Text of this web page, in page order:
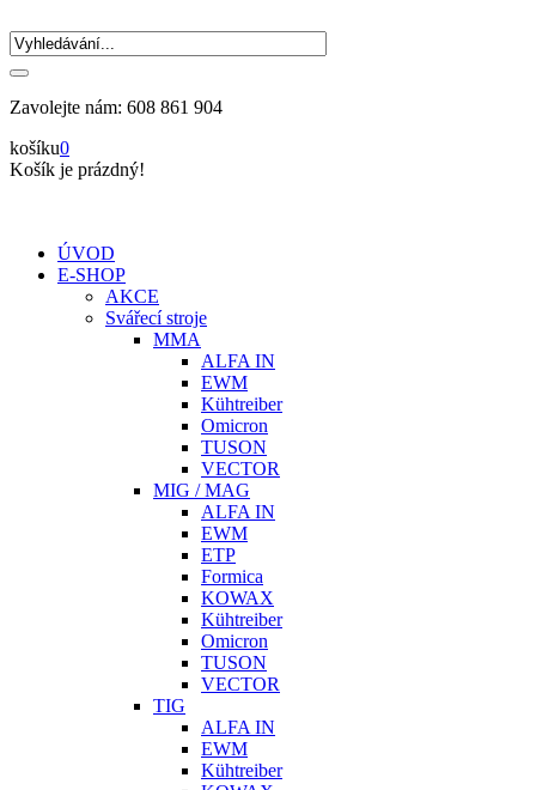
Zavolejte nám: 608 861 904
košíku0
Košík je prázdný!
ÚVOD
E-SHOP
AKCE
Svářecí stroje
MMA
ALFA IN
EWM
Kühtreiber
Omicron
TUSON
VECTOR
MIG / MAG
ALFA IN
EWM
ETP
Formica
KOWAX
Kühtreiber
Omicron
TUSON
VECTOR
TIG
ALFA IN
EWM
Kühtreiber